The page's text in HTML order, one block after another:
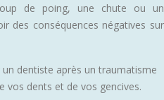
de poing, une chute ou un
des conséquences négatives sur
dentiste après un traumatisme
vos dents et de vos gencives.